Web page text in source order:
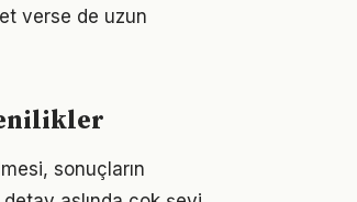
verse de uzun
sonuçların